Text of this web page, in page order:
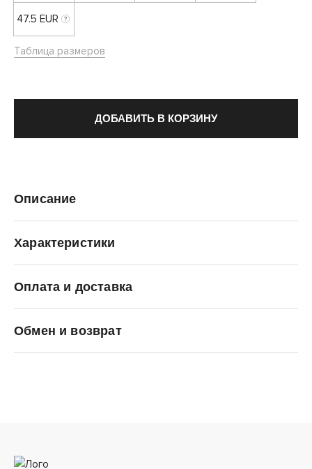
47.5 EUR
Таблица размеров
ДОБАВИТЬ В КОРЗИНУ
Описание
Характеристики
Оплата и доставка
Обмен и возврат